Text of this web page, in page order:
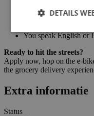
You are at least 16
You have valid
You speak English or
Ready to hit the streets?
Apply now, hop on the e-
the grocery delivery
Extra informatie
Status
DETAILS